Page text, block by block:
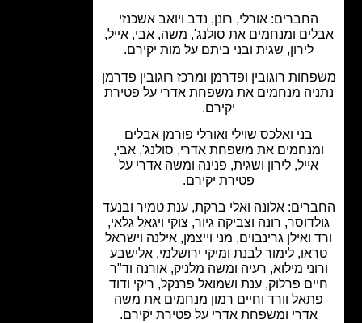
החברים: אורלי, רונן, נדב ויואב אשכנזי
ומנחמים את סולנג', משה, אבי, אייל,
לירון, שגית ובני ביתם על מות יקירם.
רוגובין ופדרמן ומרכז רוגובין פדרמן
מנחמים את משפחת אדרי על פטירת
בני ואלכס שוילי ואורלי פורמן אבלים
את משפחת אדרי, סולנג', אבי,
אייל, לירון ושגית, פנינה ומשה אדרי על
פטירת יקירם.
אלונה ואלי ברקת, ענת טמיר ובנעד
רונה וצביקה גיור, צוקי ויגאל גלאי,
ואילן גרינבוים, מני וייצמן, אילנה וישראל
לימור לבנת ומיקי ירושלמי, אלישבע
מילוא, רעיה ומשה מלניק, אורנה וד"ר
פרלוק, ענת ושמואל פרנקל, ריקי ודוד
וורד וחיים רמון מנחמים את משה
אדרי ומשפחת אדרי על פטירת יקירם.